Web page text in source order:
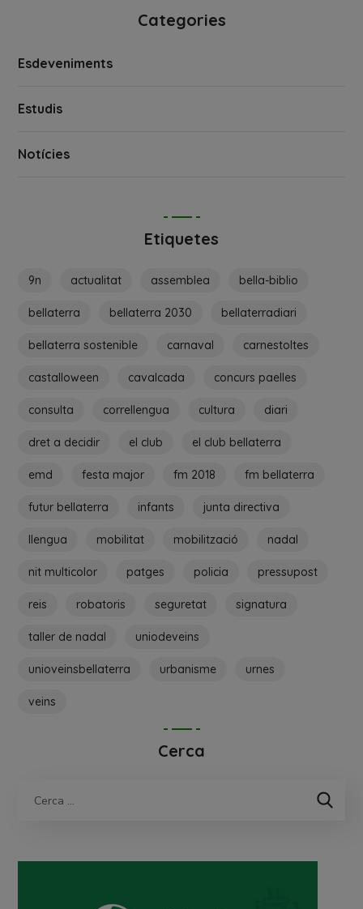
Categories
Esdeveniments
Estudis
Notícies
Etiquetes
9n actualitat assemblea bella-biblio
bellaterra bellaterra 2030 bellaterradiari
bellaterra sostenible carnaval carnestoltes
castalloween cavalcada concurs paelles
consulta correllengua cultura diari
dret a decidir el club el club bellaterra
emd festa major fm 2018 fm bellaterra
futur bellaterra infants junta directiva
llengua mobilitat mobilització nadal
nit multicolor patges policia pressupost
reis robatoris seguretat signatura
taller de nadal uniodeveins
unioveinsbellaterra urbanisme urnes
veins
Cerca